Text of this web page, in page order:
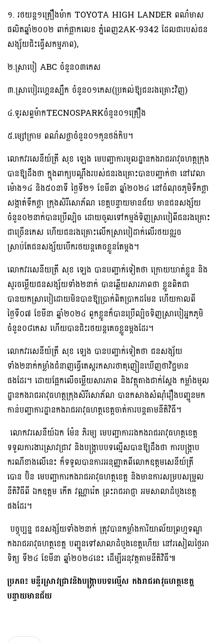
១. រថយន្ត១គ្រឿងម៉ាក TOYOTA HIGH LANDER ពណ៌មាស
ផលិតឆ្នាំ២០០២ ពាក់ផ្លាកលេខ ភ្នំពេញ2AK-9342 ដែលជារបស់ជន
សង្ស័យជិះធ្វេីសកម្មភាព),
២.ស្រាបៀ​ ABC​ ចំនួន០៣កេស
៣.ស្រាបៀរហ្គេនស្បឺក​ ចំនួន០១កេស(ប្រគល់ឱ្យជនរងគ្រោះវិញ)
៤.ទូរសព្ទម៉ាកTECNOSPARK​ចំនួន០១គ្រឿង
៥.ម្សៅក្រាម ពណ៌សថ្លាចំនួន០១កូនថង់កិប។
លោកវរសេនីយ៍ត្រី​ សុខ​ ឡេង មេបញ្ជាការមូលដ្ឋានកងរាជអាវុធហត្ថក្រុង​
បានឱ្យដឹងថា​ ក្នុងពាក្យបណ្ដឹងរបស់ជនរងគ្រោះបានបញ្ជាក់ថា នៅវេលា
ម៉ោង១៤ និង៥០នាទី ថ្ងៃទី២១ ខែមីនា ឆ្នាំ២០២៤ នៅចំណុចភូមិទឹកថ្លា
សង្កាត់ទឹកថ្លា ក្រុងសិរីសោភ័ណ ខេត្តបន្ទាយមានជ័យ មានជនសង្ស័យ
ចំនួន០២នាក់​បានប្រើល្បិច ដោយចូលទៅកម្មង់ទិញស្រាបៀពីជនរងគ្រោះ
ជាច្រើនកេស ហើយជនរងគ្រោះលើកស្រាបៀដាក់លើរថយន្តរួច
ស្រាប់តែជនសង្ស័យបើករថយន្តគេចខ្លួនតែម្តង។
លោកវរសេនីយត្រី សុខ ឡេង បានបញ្ជាក់ទៀតថា ក្រោយឃាត់ខ្លួន​ និង
សួរចម្លេីយ​ជនសង្ស័យ​ទាំង២នាក់ បានឆ្លើយសារ​ភាពថា​ ខ្លួនពិតជា
បានយកស្រាបៀដោយមិនបានឱ្យបា្រក់ពិតប្រាកដមែន ហើយកាលពី
ថ្ងៃទី០៧ ខែមីនា ឆ្នាំ២០២៤ ពួកខ្លួនក៏បានប្រេីល្បិចទិញស្រាបៀអ្នកភូមិ
ចំនួន០៨កេស ហេីយបានជិះរថយន្តគេចខ្លួនម្ដងដែរ។
លោកវរសេនីយ៍ត្រី សុខ ឡេង បានបញ្ជាក់ទៀតថា ជនសង្ស័យ
ទាំង២នាក់កម្លាំងជំនាញធ្វើតេស្ដរកសារថាតុញៀនឃើញថាវិជ្ជមាន
ផងដែរ។ ដោយផ្អែកលេីចម្លេីយសារភាព​ និងវត្ថុតាងជាក់ស្តែង​ កម្លាំងមូល
ដ្ឋានកងរាជអាវុធហត្ថក្រុង​សិរីសោភ័ណ បានកសាងសំណុំរឿងបញ្ជូនមក
កាន់បញ្ជាការដ្ឋានកងរាជអាវុធហត្ថ​ខេត្ត​ចាត់ការបន្តតាមនីតិវិធី​។
​ លោកវរសេនីយ៍ឯក ម៉ែន​ ភិរម្យ មេបញ្ជាការរងកងរាជអាវុធហត្ថខេត្ត
ទទួលការងារស្រាវជ្រាវ​ និងបង្ក្រាបបទល្មេីស​បានឱ្យដឹងថា​ ការបង្ក្រាប
ករណីខាងលើនេះ ក៏ទទួលបានការអនុញ្ញាតពីលោកឧត្តមសេនីយ៍ត្រី
បោន ប៊ិន មេបញ្ជាការកងរាជអាវុធហត្ថខេត្ត និងមានការសម្របសម្រួល
នីតិវិធីពី ឯកឧត្តម កើត វណ្ណារ៉េត ព្រះរាជអាជ្ញា អមសាលាដំបូងខេត្ត
ផងដែរ។
​ បច្ចុប្បន្ន ជនសង្ស័យ​ទាំង២នាក់ ត្រូវបានកម្លាំងការិយាល័យព្រហ្មទណ្ឌ ​
កងរាជអាវុធហត្ថខេត្ត បញ្ជូនទៅសាលាដំបូងខេត្ត​ហើយ នៅរសៀលថ្ងៃអា
ទិត្យ ទី២៤ ខែមីនា​ ឆ្នាំ​២០២៤នេះ​ ដើម្បីអនុវត្តតាមនីតិវិធី​៕
ប្រភព៖ មន្ទីរស្រាវជ្រាវនិងបង្រ្កាបបទល្មើស កងរាជអាវុធហត្ថខេត្ត
បន្ទាយមានជ័យ